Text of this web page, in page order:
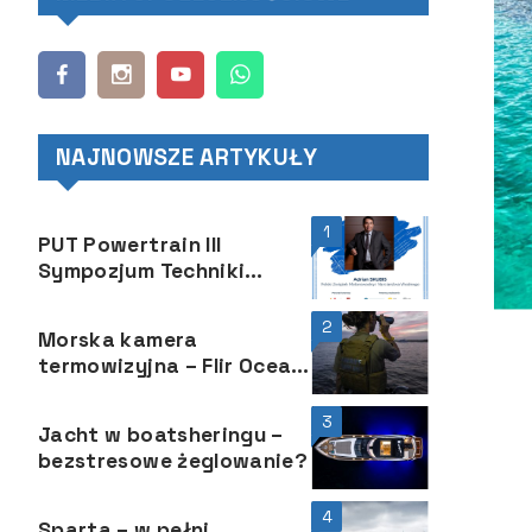
NAJNOWSZE ARTYKUŁY
1
PUT Powertrain III
Sympozjum Techniki
2
Morska kamera
termowizyjna – Flir Ocean
3
Jacht w boatsheringu –
bezstresowe żeglowanie?
4